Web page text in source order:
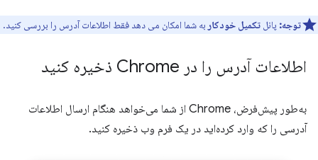
توجه: پانل تکمیل خودکار به شما امکان می دهد فقط اطلاعات آدرس را بررسی کنید.
اطلاعات آدرس را در Chrome ذخیره کنید
به‌طور پیش‌فرض، Chrome از شما می‌خواهد هنگام ارسال اطلاعات
آدرسی را که وارد کرده‌اید در یک فرم وب ذخیره کنید.